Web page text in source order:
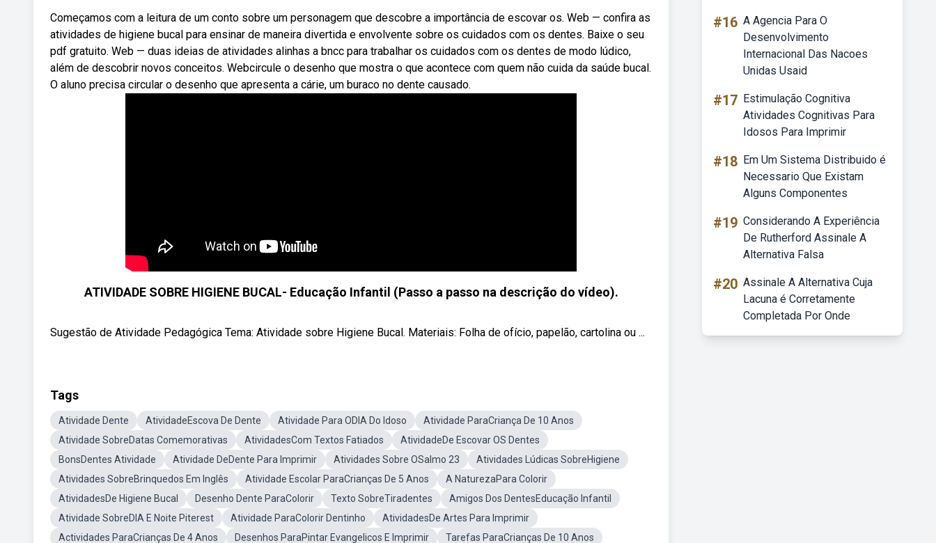
Começamos com a leitura de um conto sobre um personagem que descobre a importância de escovar os. Web — confira as
atividades de higiene bucal para ensinar de maneira divertida e envolvente sobre os cuidados com os dentes. Baixe o seu
pdf gratuito. Web — duas ideias de atividades alinhas a bncc para trabalhar os cuidados com os dentes de modo lúdico,
além de descobrir novos conceitos. Webcircule o desenho que mostra o que acontece com quem não cuida da saúde bucal.
O aluno precisa circular o desenho que apresenta a cárie, um buraco no dente causado.
ATIVIDADE SOBRE HIGIENE BUCAL- Educação Infantil (Passo a passo na descrição do vídeo).
Sugestão de Atividade Pedagógica Tema: Atividade sobre Higiene Bucal. Materiais: Folha de ofício, papelão, cartolina ou ...
Tags
Atividade Dente AtividadeEscova De Dente Atividade Para ODIA Do Idoso
Atividade ParaCriança De 10 Anos
Atividade SobreDatas Comemorativas
AtividadesCom Textos Fatiados
AtividadeDe Escovar OS Dentes
BonsDentes Atividade
Atividade DeDente Para Imprimir Atividades Sobre OSalmo 23
Atividades Lúdicas SobreHigiene
Atividades SobreBrinquedos Em Inglês
Atividade Escolar ParaCrianças De 5 Anos
A NaturezaPara Colorir
AtividadesDe Higiene Bucal
Desenho Dente ParaColorir Texto SobreTiradentes
Amigos Dos DentesEducação Infantil
Atividade SobreDIA E Noite Piterest
Atividade ParaColorir Dentinho
AtividadesDe Artes Para Imprimir
Actividades ParaCrianças De 4 Anos
Desenhos ParaPintar Evangelicos E Imprimir
Tarefas ParaCrianças De 10 Anos
#16 A Agencia Para O
Desenvolvimento
Internacional Das Nacoes
Unidas Usaid
#17 Estimulação Cognitiva
Atividades Cognitivas Para
Idosos Para Imprimir
#18 Em Um Sistema Distribuido é
Necessario Que Existam
Alguns Componentes
#19 Considerando A Experiência
De Rutherford Assinale A
Alternativa Falsa
#20 Assinale A Alternativa Cuja
Lacuna é Corretamente
Completada Por Onde